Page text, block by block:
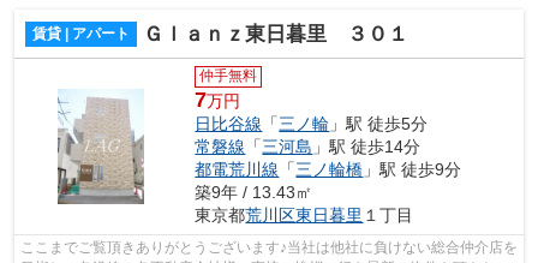
賃貸 | アパート Ｇｌａｎｚ東日暮里 ３０１
仲手無料
7万円
日比谷線 「三ノ輪 」駅 徒歩5分
常磐線 「三河島 」駅 徒歩14分
都電荒川線 「三ノ輪橋 」駅 徒歩9分
築9年 / 13.43㎡
東京都荒川区東日暮里 １丁目
ここまでご覧頂きありがとうございます♪当社は他社に負けない総合仲介店を